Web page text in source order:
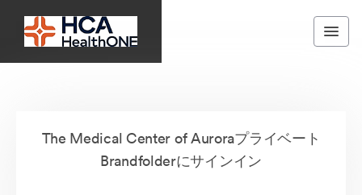
The Medical Center of Auroraプライベート
Brandfolderにサインイン